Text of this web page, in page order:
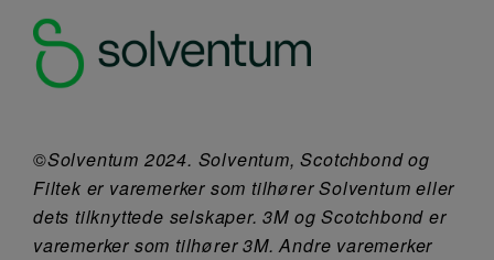
©Solventum 2024. Solventum, Scotchbond og
Filtek er varemerker som tilhører Solventum eller
dets tilknyttede selskaper. 3M og Scotchbond er
varemerker som tilhører 3M. Andre varemerker